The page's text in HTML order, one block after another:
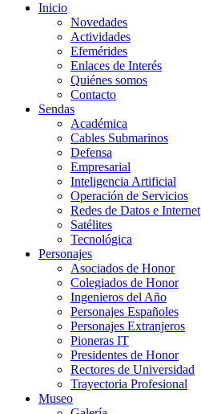
Inicio
Novedades
Actividades
Efemérides
Enlaces de Interés
Quiénes somos
Contacto
Sendas
Académica
Cables Submarinos
Defensa
Empresarial
Inteligencia Artificial
Operación de Servicios
Redes de Datos e Internet
Satélites
Tecnológica
Personajes
Asociados de Honor
Colegiados de Honor
Ingenieros del Año
Personajes Españoles
Personajes Extranjeros
Pioneras IT
Presidentes de Honor
Rectores de Universidad
Trayectoria Profesional
Museo